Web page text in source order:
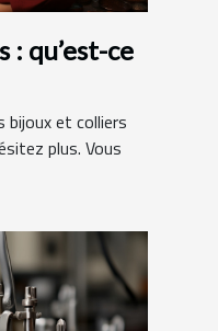
: qu’est-ce
bijoux et colliers
plus. Vous